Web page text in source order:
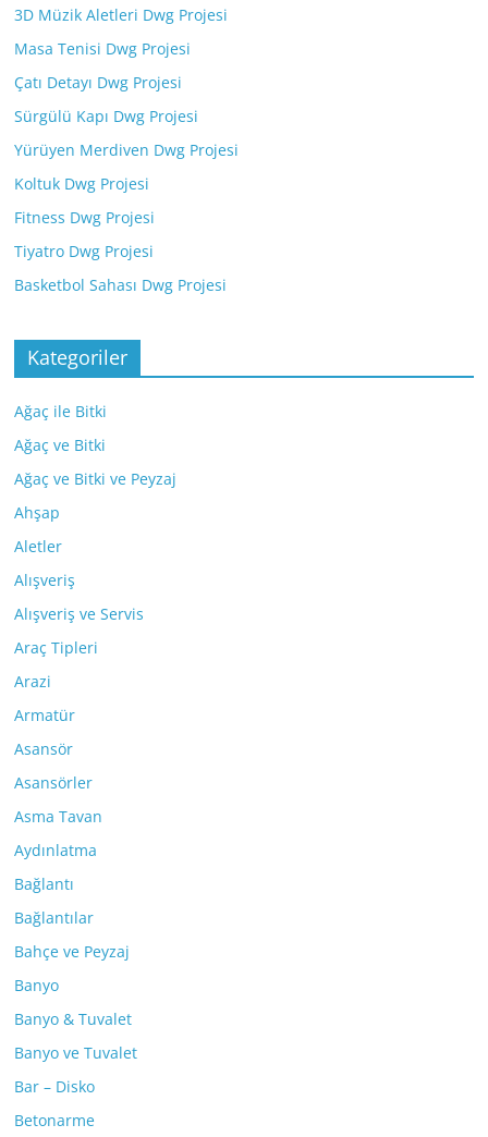
3D Müzik Aletleri Dwg Projesi
Masa Tenisi Dwg Projesi
Çatı Detayı Dwg Projesi
Sürgülü Kapı Dwg Projesi
Yürüyen Merdiven Dwg Projesi
Koltuk Dwg Projesi
Fitness Dwg Projesi
Tiyatro Dwg Projesi
Basketbol Sahası Dwg Projesi
Kategoriler
Ağaç ile Bitki
Ağaç ve Bitki
Ağaç ve Bitki ve Peyzaj
Ahşap
Aletler
Alışveriş
Alışveriş ve Servis
Araç Tipleri
Arazi
Armatür
Asansör
Asansörler
Asma Tavan
Aydınlatma
Bağlantı
Bağlantılar
Bahçe ve Peyzaj
Banyo
Banyo & Tuvalet
Banyo ve Tuvalet
Bar – Disko
Betonarme